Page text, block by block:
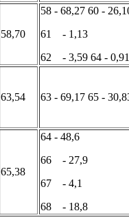
58,70
58 - 68,27 60 -
61 - 1,13
62 - 3,59 64 - 0,91
63,54 63 - 69,17 65 -
65,38
64 - 48,6
66 - 27,9
67 - 4,1
68 - 18,8